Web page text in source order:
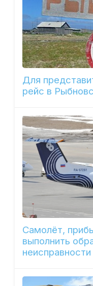
Для
рейс в
Самолёт,
выполнить
неисправности